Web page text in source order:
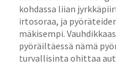
kohdassa liian
irtosoraa, ja
mäkisempi.
pyöräiltäessä nämä
turvallisinta ohittaa